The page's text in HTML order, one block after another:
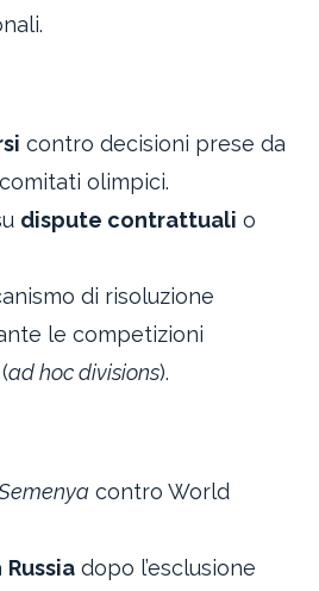
contro decisioni prese da
olimpici.
dispute contrattuali o
di risoluzione
le competizioni
ad hoc divisions).
contro World
Russia dopo l’esclusione